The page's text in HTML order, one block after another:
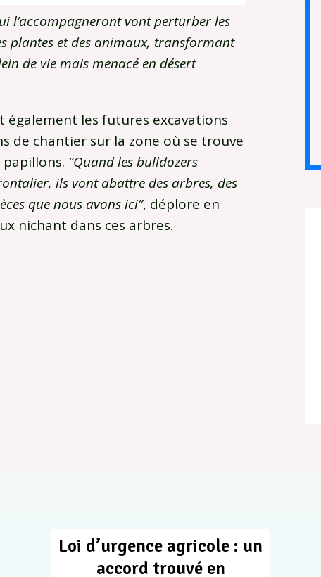
l’accompagneront vont perturber les
plantes et des animaux, transformant
de vie mais menacé en désert
également les futures excavations
de chantier sur la zone où se trouve
“Quand les bulldozers
ils vont abattre des arbres, des
que nous avons ici”, déplore en
nichant dans ces arbres.
Loi d’urgence agricole : un
accord trouvé en